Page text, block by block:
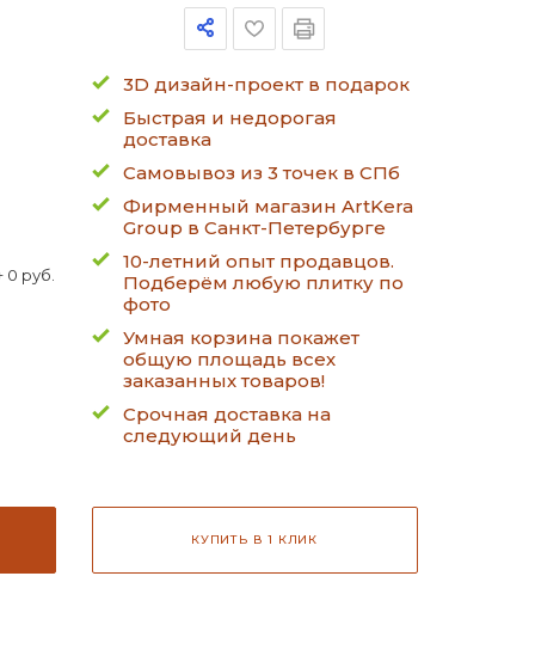
0 руб.
3D дизайн-проект в подарок
Быстрая и недорогая
доставка
Самовывоз из 3 точек в СПб
Фирменный магазин ArtKera
Group в Санкт-Петербурге
10-летний опыт продавцов.
Подберём любую плитку по
фото
Умная корзина покажет
общую площадь всех
заказанных товаров!
Срочная доставка на
следующий день
КУПИТЬ В 1 КЛИК